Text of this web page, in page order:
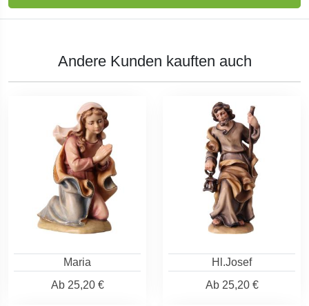
Andere Kunden kauften auch
Maria
Ab25,20 €
Hl.Josef
Ab25,20 €